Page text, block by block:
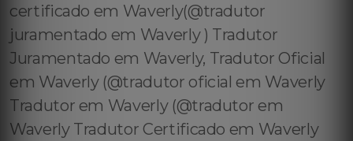
certificado em Waverly(@tradutor
juramentado em Waverly ) Tradutor
Juramentado em Waverly, Tradutor Oficial
em Waverly (@tradutor oficial em Waverly
Tradutor em Waverly (@tradutor em
Waverly Tradutor Certificado em Waverly